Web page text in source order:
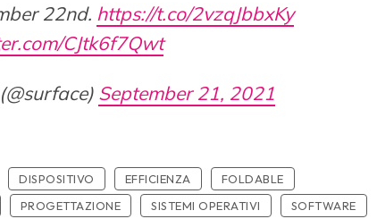
22nd. https://t.co/2vzqJbbxKy
CJtk6f7Qwt
September 21, 2021
DISPOSITIVO EFFICIENZA
FOLDABLE
PROGETTAZIONE SISTEMI OPERATIVI
SOFTWARE